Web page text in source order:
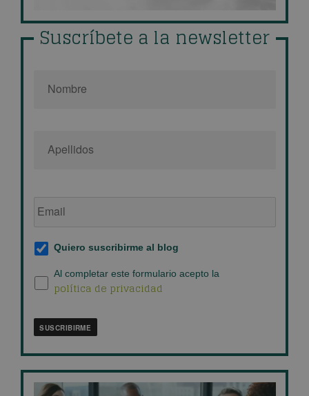
Suscríbete a la newsletter
de
Suscripción
al
blog
*
Quiero suscribirme al blog
Política
de
Al completar este formulario acepto la
política de privacidad
SUSCRIBIRME